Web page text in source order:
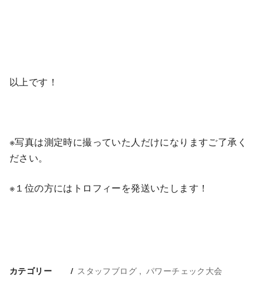
以上です！
※写真は測定時に撮っていた人だけになりますご了承く
ださい。
※１位の方にはトロフィーを発送いたします！
カテゴリー スタッフブログ パワーチェック大会